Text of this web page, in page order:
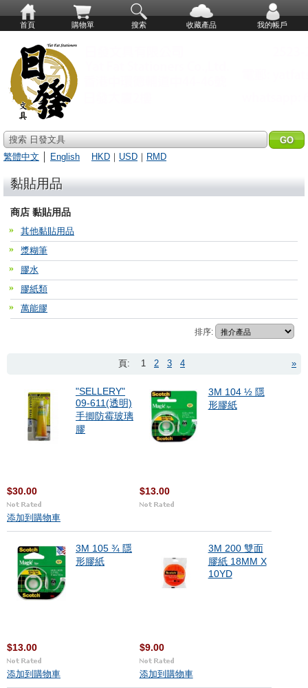
首頁 購物單 搜索 收藏產品 我的帳戶
搜索 日發文具
繁體中文
English HKD ｜ USD ｜ RMD
黏貼用品
商店 黏貼用品
其他黏貼用品
漿糊筆
膠水
膠紙類
萬能膠
排序:
»
頁: 1 2 3 4
"SELLERY"
09-611(透明)
手揤防霉玻璃
膠
$30.00
添加到購物車
3M 104 ½ 隱
形膠紙
$13.00
3M 105 ¾ 隱
形膠紙
$13.00
添加到購物車
3M 200 雙面
膠紙 18MM X
10YD
$9.00
添加到購物車